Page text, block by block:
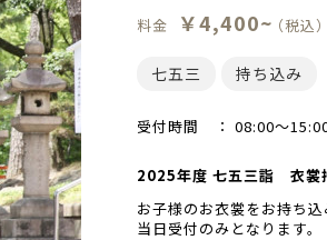
料金 ￥4,400~（税込）
七五三 持ち込み
受付時間 ： 08:00〜
2025年度 七五三詣 衣裳
お子様のお衣裳をお持ち
当日受付のみとなります。